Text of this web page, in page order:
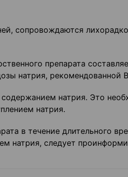
сопровождаются
препарата
натрия, рекомендованной
натрия. Это
натрия.
в течение длительного
натрия, следует